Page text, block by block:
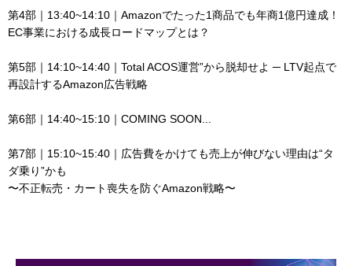
第4部｜13:40~14:10｜Amazonでたった1商品でも年商1億円達成！
EC事業における成長ロードマップとは？
第5部｜14:10~14:40｜Total ACOS運営”から脱却せよ ─ LTV起点で
再設計するAmazon広告戦略
第6部｜14:40~15:10｜COMING SOON...
第7部｜15:10~15:40｜広告費をかけても売上が伸びない理由は“タ
ダ乗り”かも
〜不正転売・カート喪失を防ぐAmazon戦略〜